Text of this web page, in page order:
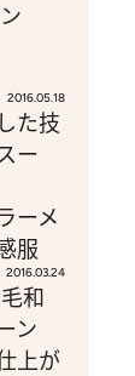
2016.05.18
た技
ー
ーメ
服
2016.03.24
和
ン
上が